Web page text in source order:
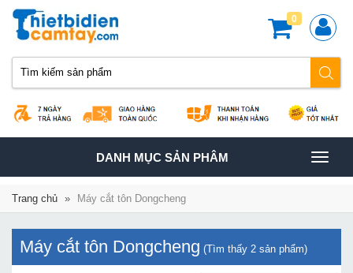
0
TOGGLE
NAVIGATION
DANH MỤC SẢN PHÂM
Trang chủ » Máy cắt tôn Dongcheng
Máy cắt tôn Dongcheng (Tìm thấy 2 sản phẩm)